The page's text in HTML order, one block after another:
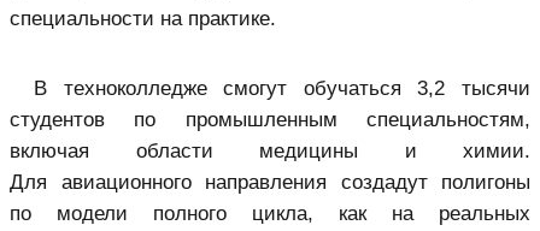
специальности на практике.
В техноколледже смогут обучаться 3,2 тысячи
студентов по промышленным специальностям,
включая области медицины и химии.
Для авиационного направления создадут полигоны
по модели полного цикла, как на реальных